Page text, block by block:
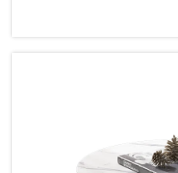
عالية تجعله يدوم
فهو أكثر هشاشةً، ويمكن